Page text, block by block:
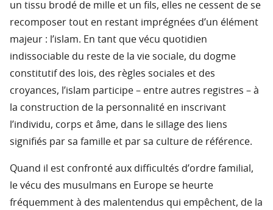
un tissu brodé de mille et un fils, elles ne cessent de se
recomposer tout en restant imprégnées d’un élément
majeur : l’islam. En tant que vécu quotidien
indissociable du reste de la vie sociale, du dogme
constitutif des lois, des règles sociales et des
croyances, l’islam participe – entre autres registres – à
la construction de la personnalité en inscrivant
l’individu, corps et âme, dans le sillage des liens
signifiés par sa famille et par sa culture de référence.
Quand il est confronté aux difficultés d’ordre familial,
le vécu des musulmans en Europe se heurte
fréquemment à des malentendus qui empêchent, de la